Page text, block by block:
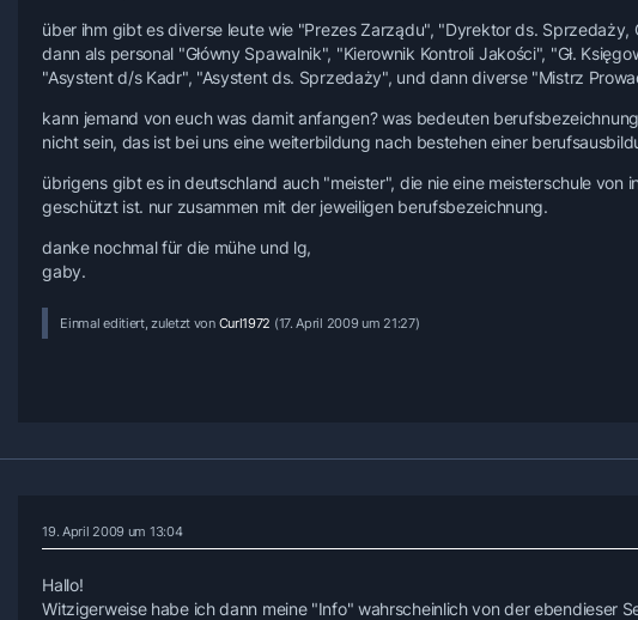
über ihm gibt es diverse leute wie "Prezes Zarządu", "Dyrektor ds.
dann als personal "Główny Spawalnik", "Kierownik Kontroli Jakości", "Gł.
"Asystent d/s Kadr", "Asystent ds. Sprzedaży", und dann diverse "Mistrz
kann jemand von euch was damit anfangen? was bedeuten
nicht sein, das ist bei uns eine weiterbildung nach bestehen einer
übrigens gibt es in deutschland auch "meister", die nie eine meisterschule von
geschützt ist. nur zusammen mit der jeweiligen berufsbezeichnung.
danke nochmal für die mühe und lg,
gaby.
Einmal editiert, zuletzt von Curl1972 (17. April 2009 um 21:27)
19. April 2009 um 13:04
Hallo!
Witzigerweise habe ich dann meine "Info" wahrscheinlich von der ebendieser